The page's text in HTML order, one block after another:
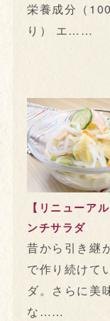
栄養成分（
り） エ……
【リニューア
ンチサラダ
昔から引き継
で作り続けて
ダ。さらに美
な……